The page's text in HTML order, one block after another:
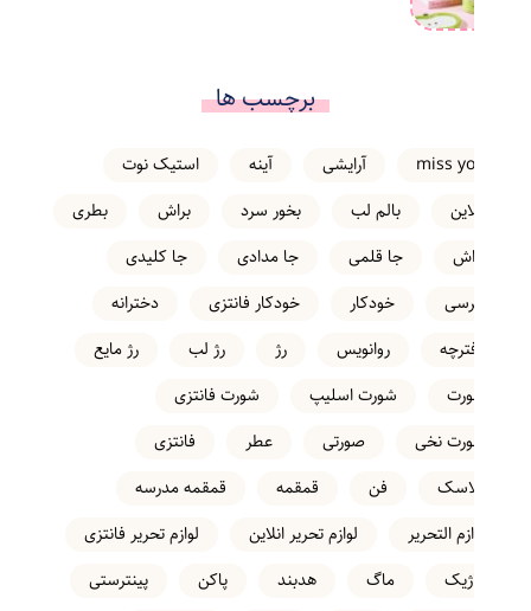
برچسب ها
miss you آرایشی آینه
استیک نوت
انلاین
بالم لب بخور سرد براش
بطری
تراش
جا قلمی جا مدادی
جا کلیدی
خرسی
خودکار خودکار فانتزی
دخترانه
دفترچه
روانویس رژ رژ لب
رژ مایع
شورت
شورت اسلیپ
شورت فانتزی
شورت نخی
صورتی عطر
فانتزی
فلاسک
فن قمقمه
قمقمه مدرسه
لوازم التحریر
لوازم تحریر انلاین
لوازم تحریر فانتزی
ماژیک
ماگ هدبند پاکن
پینترستی